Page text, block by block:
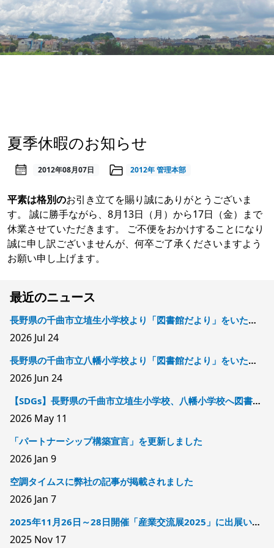
夏季休暇のお知らせ
2012年08月07日 2012年管理本部
平素は格別のお引き立てを賜り誠にありがとうございま
す。 誠に勝手ながら、8月13日（月）から17日（金）まで
休業させていただきます。 ご不便をおかけすることになり
誠に申し訳ございませんが、何卒ご了承くださいますよう
お願い申し上げます。
最近のニュース
長野県の千曲市立埴生小学校より「図書館だより」をいただきました
2026 Jul 24
長野県の千曲市立八幡小学校より「図書館だより」をいただきました
2026 Jun 24
【SDGs】長野県の千曲市立埴生小学校、八幡小学校へ図書を寄贈しました
2026 May 11
「パートナーシップ構築宣言」を更新しました
2026 Jan 9
空調タイムスに弊社の記事が掲載されました
2026 Jan 7
2025年11月26日～28日開催「産業交流展2025」に出展いたします
2025 Nov 17